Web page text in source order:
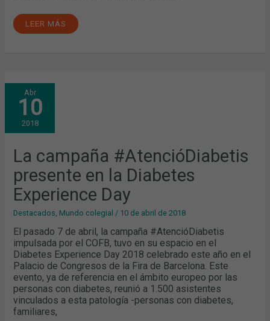
LEER MÁS
Abr
10
2018
La campaña #AtencióDiabetis
presente en la Diabetes
Experience Day
Destacados Mundo colegial / 10 de abril de 2018
El pasado 7 de abril, la campaña #AtencióDiabetis
impulsada por el COFB, tuvo en su espacio en el
Diabetes Experience Day 2018 celebrado este año en el
Palacio de Congresos de la Fira de Barcelona. Este
evento, ya de referencia en el ámbito europeo por las
personas con diabetes, reunió a 1.500 asistentes
vinculados a esta patología -personas con diabetes,
familiares,
LA
CAMPAÑA
#ATENCIÓDIABETIS
PRESENTE
EN
LA
DIABETES